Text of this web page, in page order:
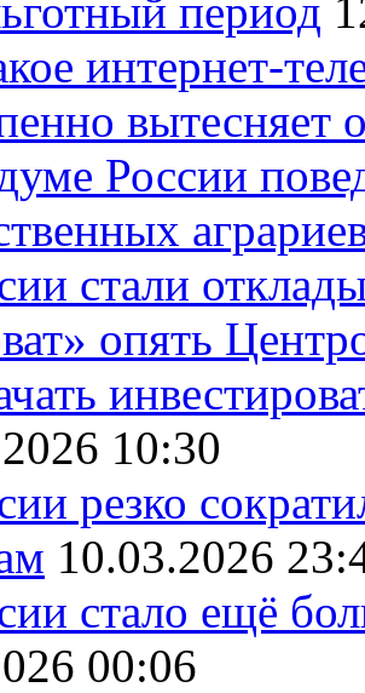
период
интернет-
вытесняет
России
стали
опять
10:30
резко
10.03.2026
стало ещё
00:06